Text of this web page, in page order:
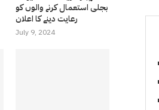
بجلی استعمال کرنے والوں کو
رعایت دینے کا اعلان
July 9, 2024